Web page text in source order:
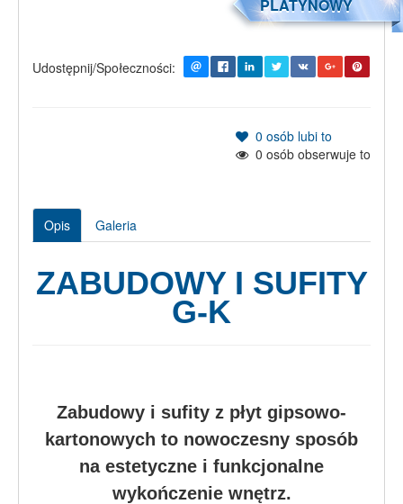
PLATYNOWY
Udostępnij/Społeczności:
0 osób lubi to
0 osób obserwuje to
Opis Galeria
ZABUDOWY I SUFITY
G-K
Zabudowy i sufity z płyt gipsowo-
kartonowych to nowoczesny sposób
na estetyczne i funkcjonalne
wykończenie wnętrz.